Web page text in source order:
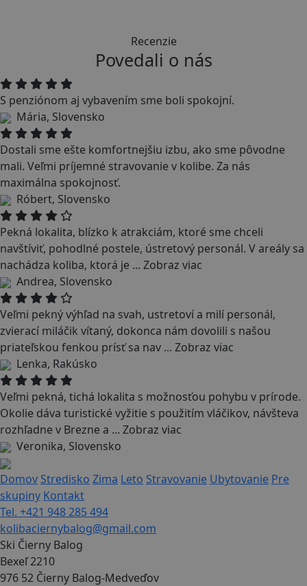
Recenzie
Povedali o nás
S penziónom aj vybavením sme boli spokojní.
Mária, Slovensko
Dostali sme ešte komfortnejšiu izbu, ako sme pôvodne
mali. Veľmi príjemné stravovanie v kolibe. Za nás
maximálna spokojnosť.
Róbert, Slovensko
Pekná lokalita, blízko k atrakciám, ktoré sme chceli
navštíviť, pohodlné postele, ústretový personál. V areály sa
nachádza koliba, ktorá je ... Zobraz viac
Andrea, Slovensko
Veľmi pekný výhľad na svah, ustretoví a milí personál,
zvierací miláčik vítaný, dokonca nám dovolili s našou
priateľskou fenkou prísť sa nav ... Zobraz viac
Lenka, Rakúsko
Veľmi pekná, tichá lokalita s možnosťou pohybu v prírode.
Okolie dáva turistické vyžitie s použitím vláčikov, návšteva
rozhľadne v Brezne a ... Zobraz viac
Veronika, Slovensko
Domov Stredisko Zima Leto Stravovanie Ubytovanie Pre
skupiny Kontakt
Tel. +421 948 285 494
kolibaciernybalog@gmail.com
Ski Čierny Balog
Bexeľ 2210
976 52 Čierny Balog-Medveďov